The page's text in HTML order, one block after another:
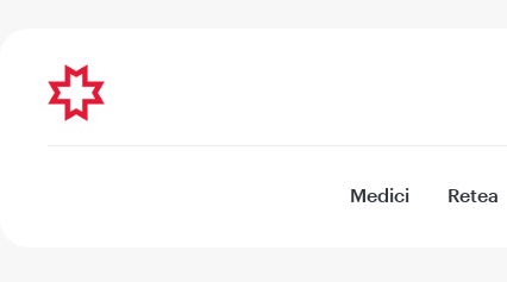
Medici Retea